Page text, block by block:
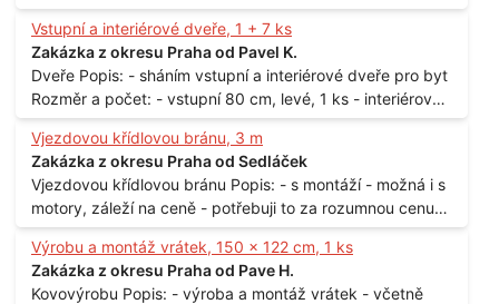
mastných kyselin s převahou olejové kyseliny - účelem je
technické využití - hustota při 20°C - cca 870 kg / m3
Balení: - po 190 kg v sudu Množství: - cca 500 kg - roční
spotřeba Lokalita: - Praha
Vstupní a interiérové dveře, 1 + 7 ks
Zakázka z okresu Praha od Pavel K.
Dveře Popis: - sháním vstupní a interiérové dveře pro byt
Rozměr a počet: - vstupní 80 cm, levé, 1 ks - interiérové
80 cm, levé, 2 ks - 80 cm, pravé, 3 ks - 60 cm, levé, 2 ks
Lokalita: - Praha 10
Vjezdovou křídlovou bránu, 3 m
Zakázka z okresu Praha od Sedláček
Vjezdovou křídlovou bránu Popis: - s montáží - možná i s
motory, záleží na ceně - potřebuji to za rozumnou cenu
Materiál: - ocel Množství: - 1 ks Velikost: - 3 m Lokalita: -
Praha
Výrobu a montáž vrátek, 150 x 122 cm, 1 ks
Zakázka z okresu Praha od Pave H.
Kovovýrobu Popis: - výroba a montáž vrátek - včetně